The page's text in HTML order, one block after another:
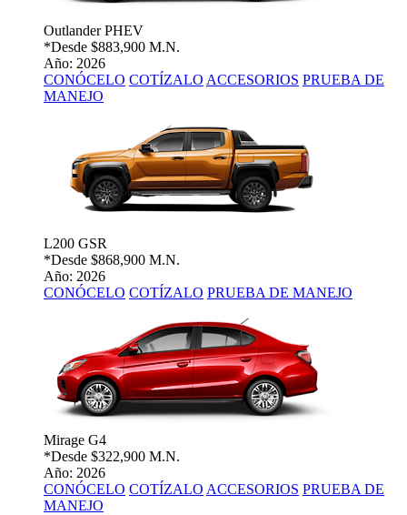
Outlander PHEV
*Desde $883,900 M.N.
Año: 2026
CONÓCELO COTÍZALO ACCESORIOS PRUEBA DE
MANEJO
L200 GSR
*Desde $868,900 M.N.
Año: 2026
CONÓCELO COTÍZALO PRUEBA DE MANEJO
Mirage G4
*Desde $322,900 M.N.
Año: 2026
CONÓCELO COTÍZALO ACCESORIOS PRUEBA DE
MANEJO